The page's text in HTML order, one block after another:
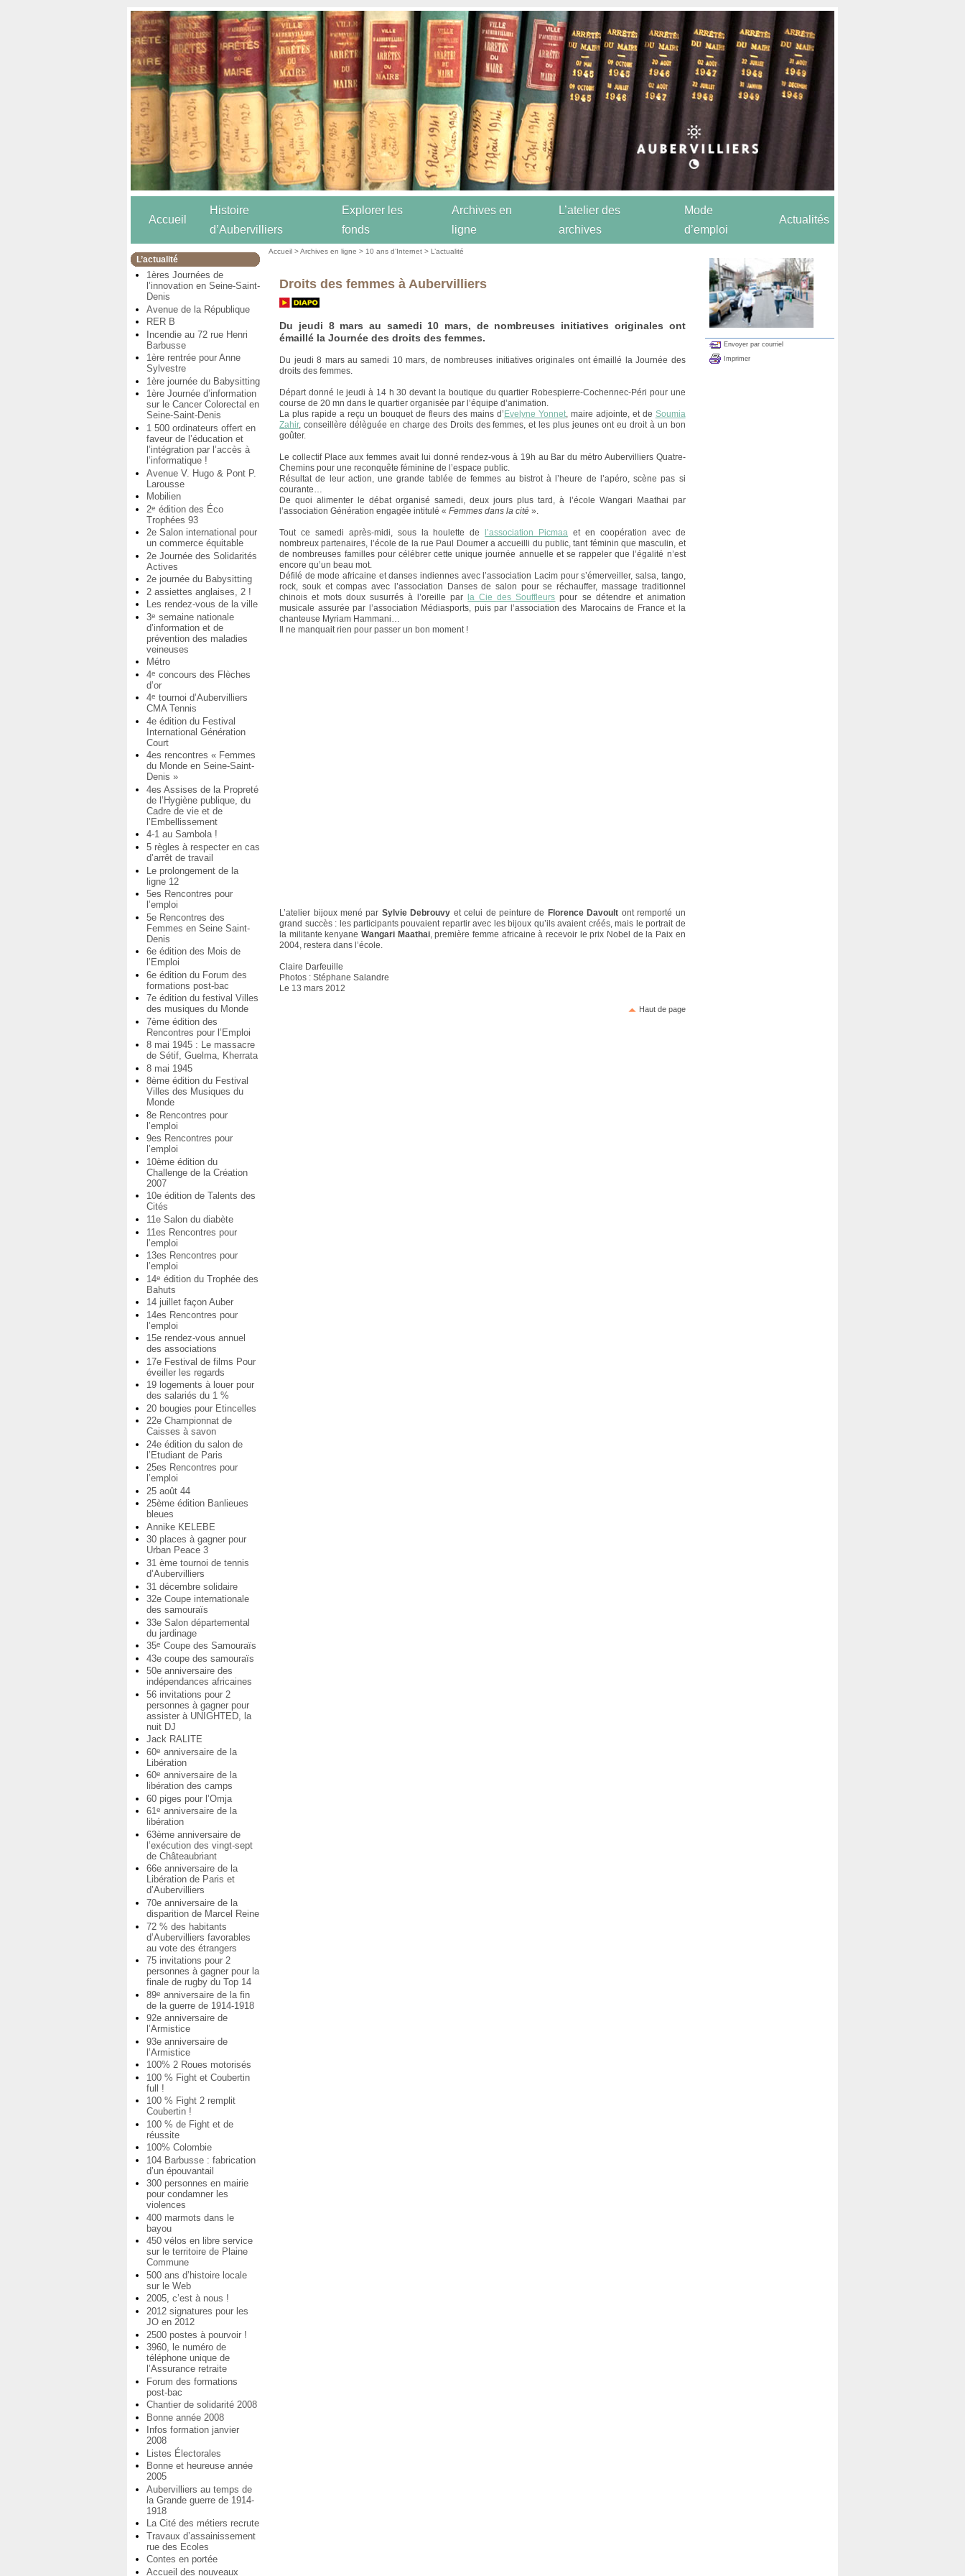
Accueil
Histoire
d’Aubervilliers
Explorer les
fonds
Archives en
ligne
L’atelier des
archives
Mode
d’emploi
Actualités
L’actualité
1ères Journées de
l’innovation en Seine-Saint-
Denis
Avenue de la République
RER B
Incendie au 72 rue Henri
Barbusse
1ère rentrée pour Anne
Sylvestre
1ère journée du Babysitting
1ère Journée d’information
sur le Cancer Colorectal en
Seine-Saint-Denis
1 500 ordinateurs offert en
faveur de l’éducation et
l’intégration par l’accès à
l’informatique !
Avenue V. Hugo & Pont P.
Larousse
Mobilien
2e édition des Éco
Trophées 93
2e Salon international pour
un commerce équitable
2e Journée des Solidarités
Actives
2e journée du Babysitting
2 assiettes anglaises, 2 !
Les rendez-vous de la ville
3e semaine nationale
d’information et de
prévention des maladies
veineuses
Métro
4e concours des Flèches
d’or
4e tournoi d’Aubervilliers
CMA Tennis
4e édition du Festival
International Génération
Court
4es rencontres « Femmes
du Monde en Seine-Saint-
Denis »
4es Assises de la Propreté
de l’Hygiène publique, du
Cadre de vie et de
l’Embellissement
4-1 au Sambola !
5 règles à respecter en cas
d’arrêt de travail
Le prolongement de la
ligne 12
5es Rencontres pour
l’emploi
5e Rencontres des
Femmes en Seine Saint-
Denis
6e édition des Mois de
l’Emploi
6e édition du Forum des
formations post-bac
7e édition du festival Villes
des musiques du Monde
7ème édition des
Rencontres pour l’Emploi
8 mai 1945 : Le massacre
de Sétif, Guelma, Kherrata
8 mai 1945
8ème édition du Festival
Villes des Musiques du
Monde
8e Rencontres pour
l’emploi
9es Rencontres pour
l’emploi
10ème édition du
Challenge de la Création
2007
10e édition de Talents des
Cités
11e Salon du diabète
11es Rencontres pour
l’emploi
13es Rencontres pour
l’emploi
14e édition du Trophée des
Bahuts
14 juillet façon Auber
14es Rencontres pour
l’emploi
15e rendez-vous annuel
des associations
17e Festival de films Pour
éveiller les regards
19 logements à louer pour
des salariés du 1 %
20 bougies pour Etincelles
22e Championnat de
Caisses à savon
24e édition du salon de
l’Etudiant de Paris
25es Rencontres pour
l’emploi
25 août 44
25ème édition Banlieues
bleues
Annike KELEBE
30 places à gagner pour
Urban Peace 3
31 ème tournoi de tennis
d’Aubervilliers
31 décembre solidaire
32e Coupe internationale
des samouraïs
33e Salon départemental
du jardinage
35e Coupe des Samouraïs
43e coupe des samouraïs
50e anniversaire des
indépendances africaines
56 invitations pour 2
personnes à gagner pour
assister à UNIGHTED, la
nuit DJ
Jack RALITE
60e anniversaire de la
Libération
60e anniversaire de la
libération des camps
60 piges pour l’Omja
61e anniversaire de la
libération
63ème anniversaire de
l’exécution des vingt-sept
de Châteaubriant
66e anniversaire de la
Libération de Paris et
d’Aubervilliers
70e anniversaire de la
disparition de Marcel Reine
72 % des habitants
d’Aubervilliers favorables
au vote des étrangers
75 invitations pour 2
personnes à gagner pour la
finale de rugby du Top 14
89e anniversaire de la fin
de la guerre de 1914-1918
92e anniversaire de
l’Armistice
93e anniversaire de
l’Armistice
100% 2 Roues motorisés
100 % Fight et Coubertin
full !
100 % Fight 2 remplit
Coubertin !
100 % de Fight et de
réussite
100% Colombie
104 Barbusse : fabrication
d’un épouvantail
300 personnes en mairie
pour condamner les
violences
400 marmots dans le
bayou
450 vélos en libre service
sur le territoire de Plaine
Commune
500 ans d’histoire locale
sur le Web
2005, c’est à nous !
2012 signatures pour les
JO en 2012
2500 postes à pourvoir !
3960, le numéro de
téléphone unique de
l’Assurance retraite
Forum des formations
post-bac
Chantier de solidarité 2008
Bonne année 2008
Infos formation janvier
2008
Listes Électorales
Bonne et heureuse année
2005
Aubervilliers au temps de
la Grande guerre de 1914-
1918
La Cité des métiers recrute
Travaux d’assainissement
rue des Ecoles
Contes en portée
Accueil des nouveaux
Accueil >Archives en ligne > 10 ans d’Internet >L’actualité
Droits des femmes à Aubervilliers
Du jeudi 8 mars au samedi 10 mars, de nombreuses initiatives originales ont
émaillé la Journée des droits des femmes.
Du jeudi 8 mars au samedi 10 mars, de nombreuses initiatives originales ont émaillé la Journée des
droits des femmes.
Départ donné le jeudi à 14 h 30 devant la boutique du quartier Robespierre-Cochennec-Péri pour une
course de 20 mn dans le quartier organisée par l’équipe d’animation.
La plus rapide a reçu un bouquet de fleurs des mains d’ Evelyne Yonnet, maire adjointe, et de Soumia
Zahir, conseillère délèguée en charge des Droits des femmes, et les plus jeunes ont eu droit à un bon
goûter.
Le collectif Place aux femmes avait lui donné rendez-vous à 19h au Bar du métro Aubervilliers Quatre-
Chemins pour une reconquête féminine de l’espace public.
Résultat de leur action, une grande tablée de femmes au bistrot à l’heure de l’apéro, scène pas si
courante…
De quoi alimenter le débat organisé samedi, deux jours plus tard, à l’école Wangari Maathai par
l’association Génération engagée intitulé «Femmes dans la cité ».
Tout ce samedi après-midi, sous la houlette de l’association Picmaa et en coopération avec de
nombreux partenaires, l’école de la rue Paul Doumer a accueilli du public, tant féminin que masculin, et
de nombreuses familles pour célébrer cette unique journée annuelle et se rappeler que l’égalité n’est
encore qu’un beau mot.
Défilé de mode africaine et danses indiennes avec l’association Lacim pour s’émerveiller, salsa, tango,
rock, souk et compas avec l’association Danses de salon pour se réchauffer, massage traditionnel
chinois et mots doux susurrés à l’oreille par
la Cie des Souffleurs pour se détendre et animation
musicale assurée par l’association Médiasports, puis par l’association des Marocains de France et la
chanteuse Myriam Hammani…
Il ne manquait rien pour passer un bon moment !
L’atelier bijoux mené par Sylvie Debrouvy et celui de peinture de Florence Davoult ont remporté un
grand succès : les participants pouvaient repartir avec les bijoux qu’ils avaient créés, mais le portrait de
la militante kenyaneWangari Maathai, première femme africaine à recevoir le prix Nobel de la Paix en
2004, restera dans l’école.
Claire Darfeuille
Photos : Stéphane Salandre
Le 13 mars 2012
Haut de page
Envoyer par courriel
Imprimer